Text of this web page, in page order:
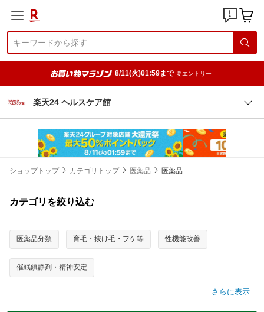
8/11(火)01:59まで 要エントリー
楽天24 ヘルスケア館
ショップトップ カテゴリトップ 医薬品 医薬品
カテゴリを絞り込む
医薬品分類 育毛・抜け毛・フケ等 性機能改善
催眠鎮静剤・精神安定
さらに表示